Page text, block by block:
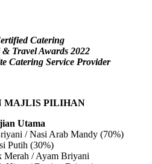
Catering
Travel Awards 2022
Catering Service Provider
MAJLIS PILIHAN
Utama
/ Nasi Arab Mandy (70%)
Putih (30%)
Merah / Ayam Briyani